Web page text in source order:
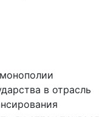
в отрасль